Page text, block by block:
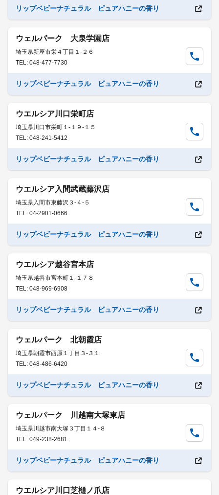
リップベビーナチュラル ピュアハニーの香り
ウェルパーク 大泉学園店
埼玉県新座市栄４丁目１-２６
TEL: 048-477-7730
リップベビーナチュラル ピュアハニーの香り
ウエルシア川口栄町店
埼玉県川口市栄町１-１９-１５
TEL: 048-241-5412
リップベビーナチュラル ピュアハニーの香り
ウエルシア入間武蔵藤沢店
埼玉県入間市東藤沢３-４-５
TEL: 04-2901-0666
リップベビーナチュラル ピュアハニーの香り
ウエルシア越谷宮本店
埼玉県越谷市宮本町１-１７８
TEL: 048-969-6908
リップベビーナチュラル ピュアハニーの香り
ウェルパーク 北朝霞店
埼玉県朝霞市西原１丁目３-３１
TEL: 048-486-6420
リップベビーナチュラル ピュアハニーの香り
ウェルパーク 川越南大塚東店
埼玉県川越市南大塚３丁目１４-８
TEL: 049-238-2681
リップベビーナチュラル ピュアハニーの香り
ウエルシア川口芝樋ノ爪店